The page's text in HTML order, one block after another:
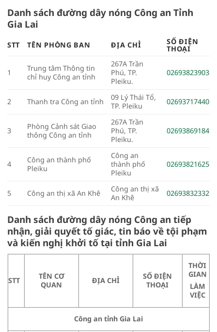
Danh sách đường dây nóng Công an Tỉnh
Gia Lai
STT TÊN PHÒNG BAN ĐỊA CHỈ SỐ ĐIỆN
THOẠI
1
Trung tâm Thông tin
chỉ huy Công an tỉnh
267A Trần
Phú, TP.
Pleiku.
02693823903
2 Thanh tra Công an tỉnh
09 Lý Thái Tổ,
TP. Pleiku
02693717440
3
Phòng Cảnh sát Giao
thông Công an tỉnh
267A Trần
Phú, TP.
Pleiku.
02693869184
4
Công an thành phố
Pleiku
Công an
thành phố
Pleiku
02693821625
5 Công an thị xã An Khê
Công an thị xã
An Khê
02693832332
Danh sách đường dây nóng Công an tiếp
nhận, giải quyết tố giác, tin báo về tội phạm
và kiến nghị khởi tố tại tỉnh Gia Lai
STT
TÊN CƠ
QUAN
ĐỊA CHỈ
SỐ ĐIỆN
THOẠI
THỜI
GIAN
LÀM
VIỆC
Công an tỉnh Gia Lai